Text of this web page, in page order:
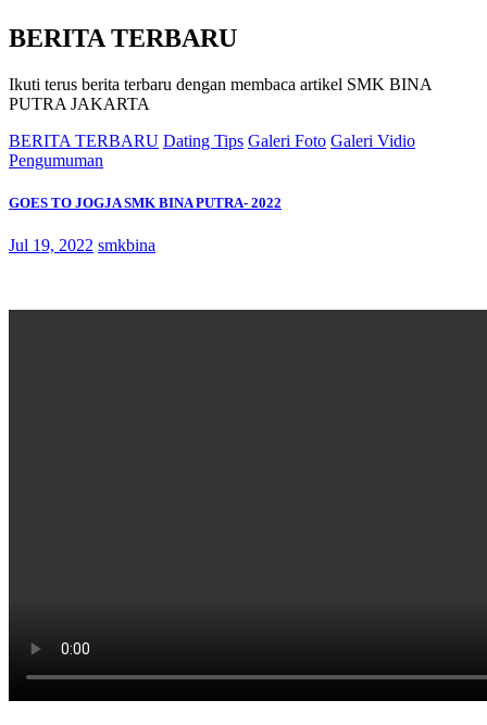
BERITA TERBARU
Ikuti terus berita terbaru dengan membaca artikel SMK BINA
PUTRA JAKARTA
BERITA TERBARU Dating Tips Galeri Foto Galeri Vidio
Pengumuman
GOES TO JOGJA SMK BINA PUTRA- 2022
Jul 19, 2022 smkbina